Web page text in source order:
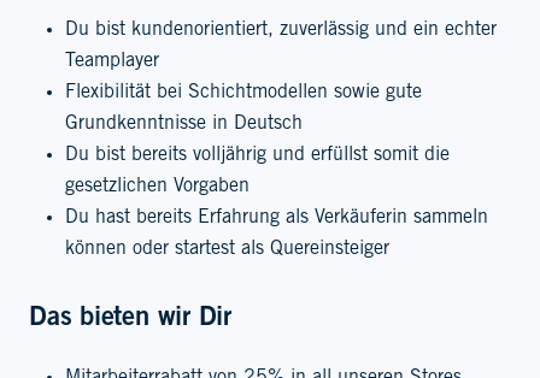
Du bist kundenorientiert, zuverlässig und ein echter
Teamplayer
Flexibilität bei Schichtmodellen sowie gute
Grundkenntnisse in Deutsch
Du bist bereits volljährig und erfüllst somit die
gesetzlichen Vorgaben
Du hast bereits Erfahrung als Verkäuferin sammeln
können oder startest als Quereinsteiger
Das bieten wir Dir